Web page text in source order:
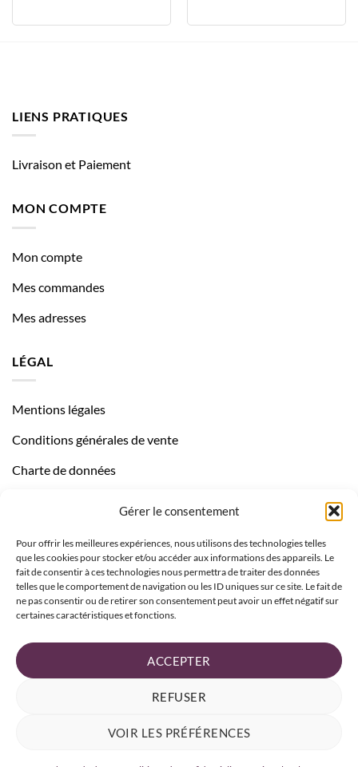
Gérer le consentement
Pour offrir les meilleures expériences, nous utilisons des technologies telles
que les cookies pour stocker et/ou accéder aux informations des appareils. Le
fait de consentir à ces technologies nous permettra de traiter des données
telles que le comportement de navigation ou les ID uniques sur ce site. Le fait de
ne pas consentir ou de retirer son consentement peut avoir un effet négatif sur
certaines caractéristiques et fonctions.
ACCEPTER
REFUSER
VOIR LES PRÉFÉRENCES
LIENS PRATIQUES
Livraison et Paiement
MON COMPTE
Mon compte
Mes commandes
Mes adresses
LÉGAL
Mentions légales
Conditions générales de vente
Charte de données
-10% sur votre 1ère commande